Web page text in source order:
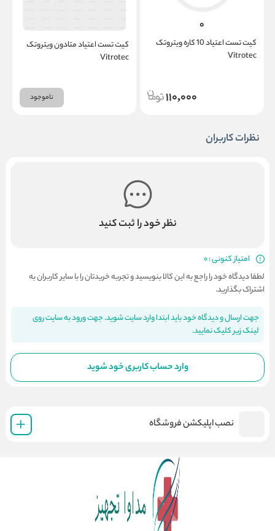
کیت تست اعتیاد 10 کاره ویتروتک
Vitrotec
110,000
کیت تست اعتیاد متادون ویتروتک
Vitrotec
ناموجود
نظرات کاربران
نظر خود را ثبت کنید
امتیاز کنونی : 0
لطفا دیدگاه خود را راجع به این کالا بنویسید و تجربه خریدتان را با سایر کاربران به
اشتراک بگذارید.
جهت ارسال و دیدگاه خود باید ابتدا وارد سایت شوید. جهت ورود به سایت روی
لینک زیر کلیک نمایید.
وارد حساب کاربری خود شوید
نصب اپلیکشن فروشگاه